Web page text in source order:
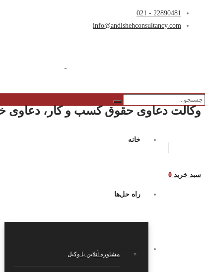
22890481 - 021
info@andishehconsultancy.com
وکالت دعاوی حقوق کسب و کار، دعاوی
سبد خرید 0
خانه
راه حل‌ها
مشاوره آنلاین با وکیل
پکیج‌های حقوقی